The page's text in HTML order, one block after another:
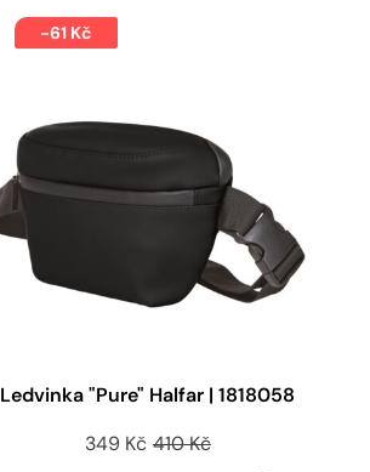
-61 Kč
Ledvinka "Pure" Halfar | 1818058
349 Kč 410 Kč